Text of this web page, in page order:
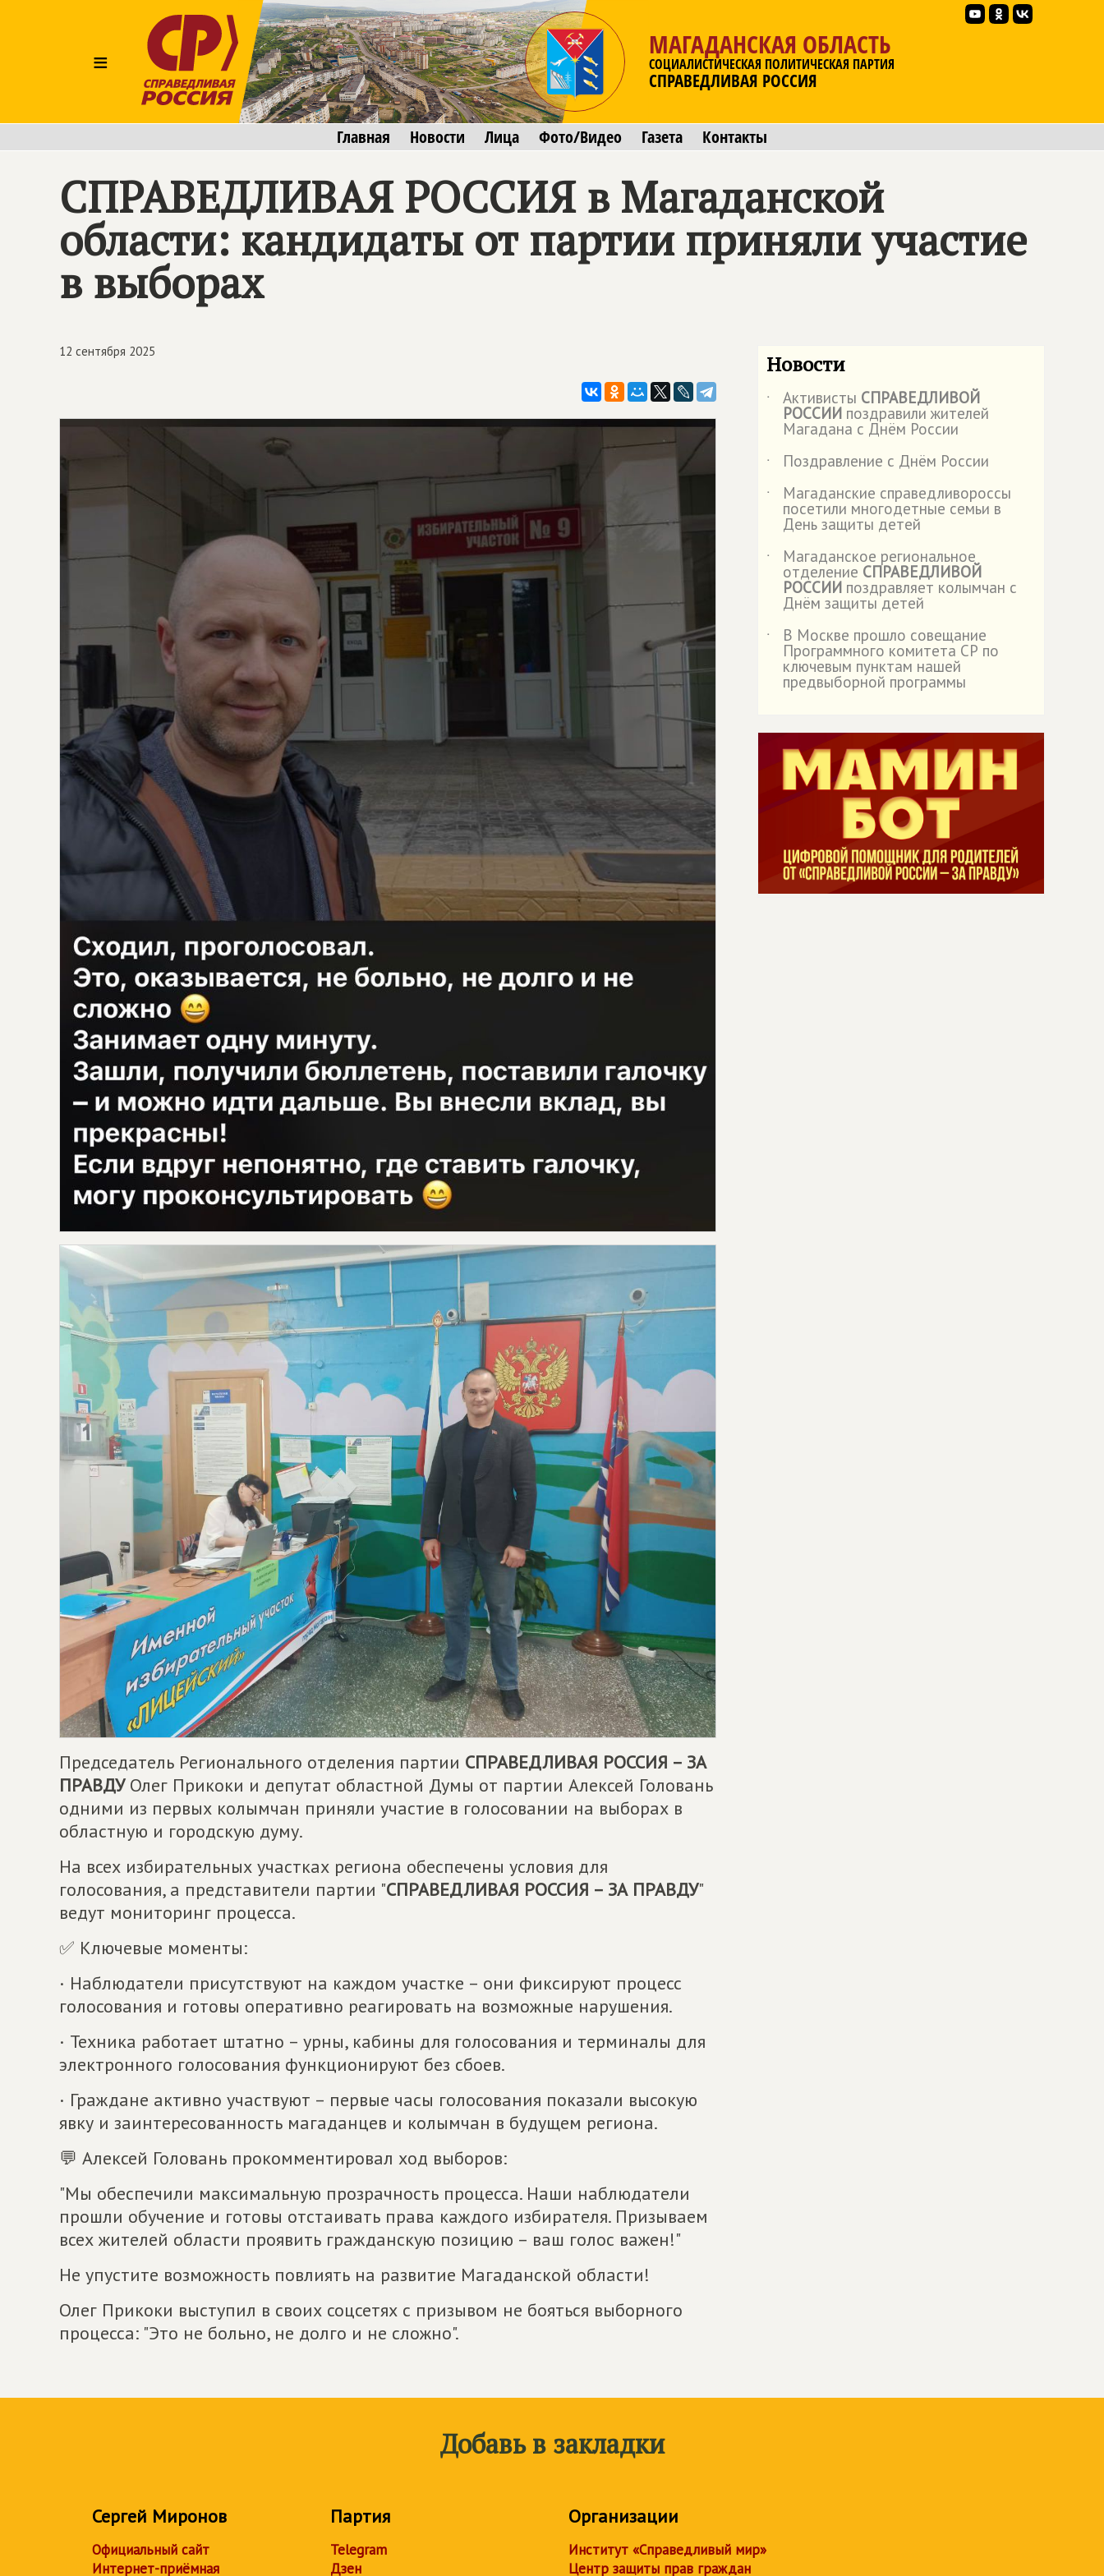
≡
МАГАДАНСКАЯ ОБЛАСТЬ
СОЦИАЛИСТИЧЕСКАЯ ПОЛИТИЧЕСКАЯ ПАРТИЯ
СПРАВЕДЛИВАЯ РОССИЯ
Главная Новости Лица Фото/Видео Газета Контакты
СПРАВЕДЛИВАЯ РОССИЯ в Магаданской
области: кандидаты от партии приняли участие
в выборах
12 сентября 2025
Председатель Регионального отделения партии СПРАВЕДЛИВАЯ РОССИЯ – ЗА
ПРАВДУОлег Прикоки и депутат областной Думы от партии Алексей Головань
одними из первых колымчан приняли участие в голосовании на выборах в
областную и городскую думу.
На всех избирательных участках региона обеспечены условия для
голосования, а представители партии "СПРАВЕДЛИВАЯ РОССИЯ – ЗА ПРАВДУ"
ведут мониторинг процесса.
✅ Ключевые моменты:
· Наблюдатели присутствуют на каждом участке – они фиксируют процесс
голосования и готовы оперативно реагировать на возможные нарушения.
· Техника работает штатно – урны, кабины для голосования и терминалы для
электронного голосования функционируют без сбоев.
· Граждане активно участвуют – первые часы голосования показали высокую
явку и заинтересованность магаданцев и колымчан в будущем региона.
💬 Алексей Головань прокомментировал ход выборов:
"Мы обеспечили максимальную прозрачность процесса. Наши наблюдатели
прошли обучение и готовы отстаивать права каждого избирателя. Призываем
всех жителей области проявить гражданскую позицию – ваш голос важен!"
Не упустите возможность повлиять на развитие Магаданской области!
Олег Прикоки выступил в своих соцсетях с призывом не бояться выборного
процесса: "Это не больно, не долго и не сложно".
Новости
˙ Активисты СПРАВЕДЛИВОЙ
РОССИИ поздравили жителей
Магадана с Днём России
˙
Поздравление с Днём России
˙
Магаданские справедливороссы
посетили многодетные семьи в
День защиты детей
˙
Магаданское региональное
отделение СПРАВЕДЛИВОЙ
РОССИИ поздравляет колымчан с
Днём защиты детей
˙
В Москве прошло совещание
Программного комитета СР по
ключевым пунктам нашей
предвыборной программы
Добавь в закладки
Сергей Миронов
Официальный сайт
Интернет-приёмная
Партия
Telegram
Дзен
Организации
Институт «Справедливый мир»
Центр защиты прав граждан